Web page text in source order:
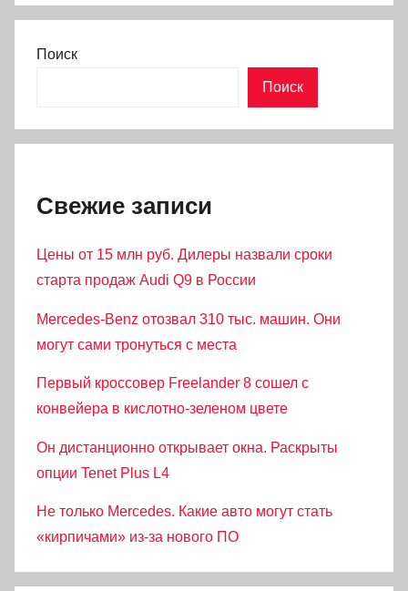
Поиск
Поиск
Свежие записи
Цены от 15 млн руб. Дилеры назвали сроки
старта продаж Audi Q9 в России
Mercedes-Benz отозвал 310 тыс. машин. Они
могут сами тронуться с места
Первый кроссовер Freelander 8 сошел с
конвейера в кислотно-зеленом цвете
Он дистанционно открывает окна. Раскрыты
опции Tenet Plus L4
Не только Mercedes. Какие авто могут стать
«кирпичами» из-за нового ПО